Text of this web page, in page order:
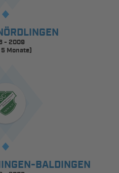
- 2009
5 Monate)
BALDINGEN